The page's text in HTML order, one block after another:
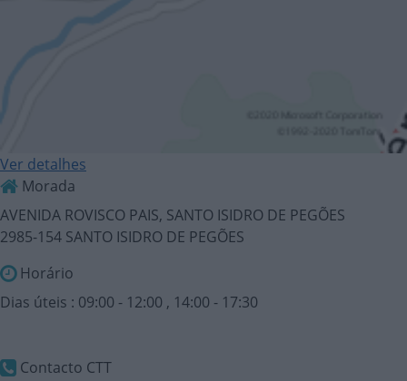
Ver detalhes
Morada
AVENIDA ROVISCO PAIS, SANTO ISIDRO DE PEGÕES
2985-154 SANTO ISIDRO DE PEGÕES
Horário
Dias úteis : 09:00 - 12:00 , 14:00 - 17:30
Contacto CTT